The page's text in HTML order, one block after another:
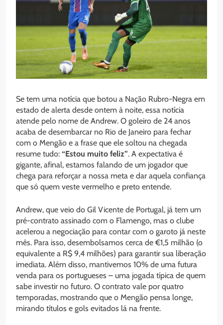
Se tem uma notícia que botou a Nação Rubro-Negra em
estado de alerta desde ontem à noite, essa notícia
atende pelo nome de Andrew. O goleiro de 24 anos
acaba de desembarcar no Rio de Janeiro para fechar
com o Mengão e a frase que ele soltou na chegada
resume tudo: “Estou muito feliz”. A expectativa é
gigante, afinal, estamos falando de um jogador que
chega para reforçar a nossa meta e dar aquela confiança
que só quem veste vermelho e preto entende.
Andrew, que veio do Gil Vicente de Portugal, já tem um
pré-contrato assinado com o Flamengo, mas o clube
acelerou a negociação para contar com o garoto já neste
mês. Para isso, desembolsamos cerca de €1,5 milhão (o
equivalente a R$ 9,4 milhões) para garantir sua liberação
imediata. Além disso, mantivemos 10% de uma futura
venda para os portugueses – uma jogada típica de quem
sabe investir no futuro. O contrato vale por quatro
temporadas, mostrando que o Mengão pensa longe,
mirando títulos e gols evitados lá na frente.